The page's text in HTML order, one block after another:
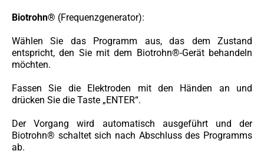
Biotrohn® (Frequenzgenerator):
Wählen Sie das Programm aus, das dem Zustand
entspricht, den Sie mit dem Biotrohn®-Gerät behandeln
möchten.
Fassen Sie die Elektroden mit den Händen an und
drücken Sie die Taste „ENTER“.
Der Vorgang wird automatisch ausgeführt und der
Biotrohn® schaltet sich nach Abschluss des Programms
ab.